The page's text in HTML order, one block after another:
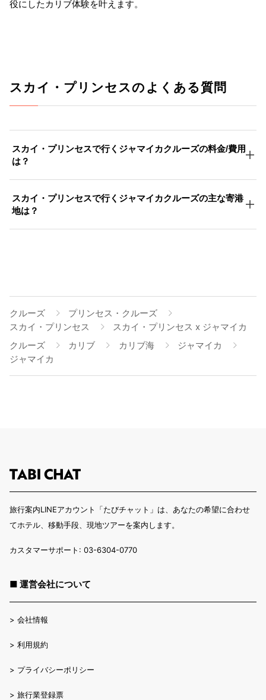
役にしたカリブ体験を叶えます。
スカイ・プリンセスのよくある質問
スカイ・プリンセスで行くジャマイカクルーズの料金/費用
は？
スカイ・プリンセスで行くジャマイカクルーズの主な寄港
地は？
クルーズ
プリンセス・クルーズ
スカイ・プリンセス
スカイ・プリンセス x ジャマイカ
クルーズ
カリブ カリブ海
ジャマイカ
ジャマイカ
旅行案内LINEアカウント「たびチャット」は、あなたの希望に合わせ
てホテル、移動手段、現地ツアーを案内します。
カスタマーサポート: 03-6304-0770
■ 運営会社について
> 会社情報
> 利用規約
> プライバシーポリシー
> 旅行業登録票